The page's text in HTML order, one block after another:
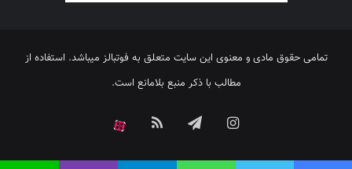
تمامی حقوق مادی و معنوی این سایت متعلق به فوتبالز میباشد. استفاده از
مطالب با ذکر منبع بلامانع است.
اینستاگرامتلگرام خوراک